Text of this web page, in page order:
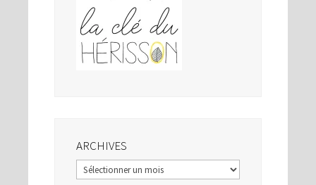
ARCHIVES
Archives